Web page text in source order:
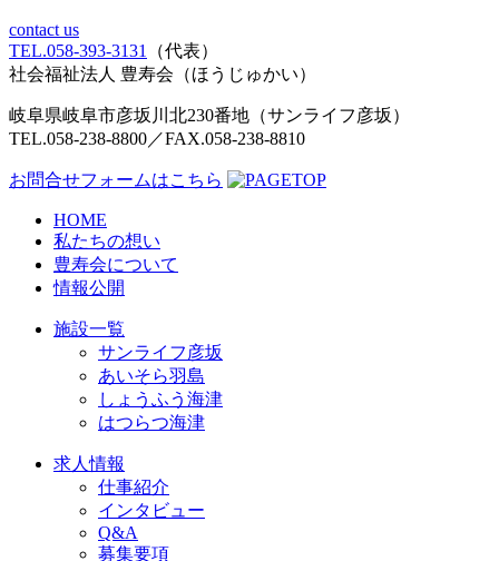
contact us
TEL.058-393-3131
（代表）
社会福祉法人 豊寿会 （ほうじゅかい）
岐阜県岐阜市彦坂川北230番地（サンライフ彦坂）
TEL.058-238-8800／FAX.058-238-8810
お問合せフォームはこちら
HOME
私たちの想い
豊寿会について
情報公開
施設一覧
サンライフ彦坂
あいそら羽島
しょうふう海津
はつらつ海津
求人情報
仕事紹介
インタビュー
Q&A
募集要項